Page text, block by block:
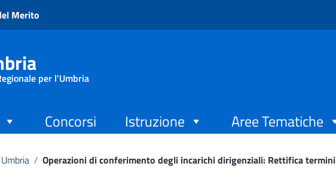
Merito
per l'Umbria
Concorsi Istruzione Aree Tematiche
/ Operazioni di conferimento degli incarichi dirigenziali: Rettifica termini